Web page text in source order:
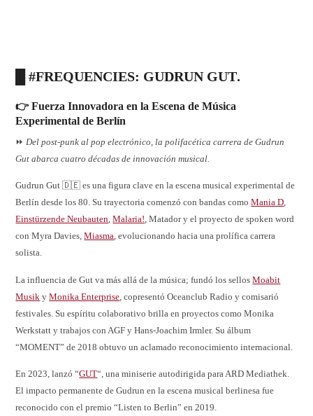
█ #FREQUENCIES: GUDRUN GUT.
👉 Fuerza Innovadora en la Escena de Música
Experimental de Berlín
⏩Del post-punk al pop electrónico, la polifacética carrera de Gudrun
Gut abarca cuatro décadas de innovación musical.
Gudrun Gut 🇩🇪 es una figura clave en la escena musical experimental de
Berlín desde los 80. Su trayectoria comenzó con bandas comoMania D,
Einstürzende Neubauten,Malaria!, Matador y el proyecto de spoken word
con Myra Davies,Miasma, evolucionando hacia una prolífica carrera
solista.
La influencia de Gut va más allá de la música; fundó los sellosMoabit
Musik yMonika Enterprise , copresentó Oceanclub Radio y comisarió
festivales. Su espíritu colaborativo brilla en proyectos como Monika
Werkstatt y trabajos con AGF y Hans-Joachim Irmler. Su álbum
“MOMENT” de 2018 obtuvo un aclamado reconocimiento internacional.
En 2023, lanzó “GUT“, una miniserie autodirigida para ARD Mediathek.
El impacto permanente de Gudrun en la escena musical berlinesa fue
reconocido con el premio “Listen to Berlin” en 2019.